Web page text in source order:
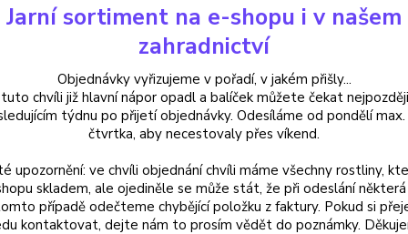
Balkónové rostliny Verbena Twistr- sporýš - cena za kus v 3-kusovém
Twistr- sporýš - cena za
bílými
celé
a
Jarní sortiment na e-shopu i v našem
zahradnictví
Objednávky vyřizujeme v pořadí, v jakém přišly...
chvíli již hlavní nápor opadl a balíček můžete čekat
týdnu po přijetí objednávky. Odesíláme od pondělí
čtvrtka, aby necestovaly přes víkend.
upozornění: ve chvíli objednání chvíli máme všechny rostliny,
skladem, ale ojediněle se může stát, že při odeslání některá
případě odečteme chybějící položku z faktury. Pokud si
kontaktovat, dejte nám to prosím vědět do poznámky.